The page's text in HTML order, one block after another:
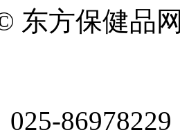
东方保健品
86978229